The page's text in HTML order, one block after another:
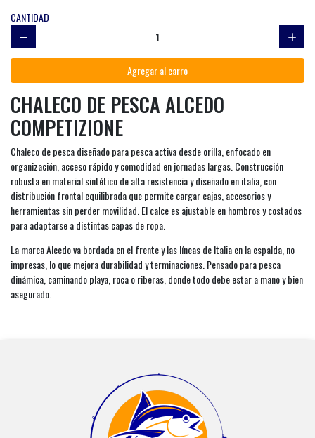
CANTIDAD
Agregar al carro
CHALECO DE PESCA ALCEDO
COMPETIZIONE
Chaleco de pesca diseñado para pesca activa desde orilla, enfocado en
organización, acceso rápido y comodidad en jornadas largas. Construcción
robusta en material sintético de alta resistencia y diseñado en italia, con
distribución frontal equilibrada que permite cargar cajas, accesorios y
herramientas sin perder movilidad. El calce es ajustable en hombros y costados
para adaptarse a distintas capas de ropa.
La marca Alcedo va bordada en el frente y las líneas de Italia en la espalda, no
impresas, lo que mejora durabilidad y terminaciones. Pensado para pesca
dinámica, caminando playa, roca o riberas, donde todo debe estar a mano y bien
asegurado.